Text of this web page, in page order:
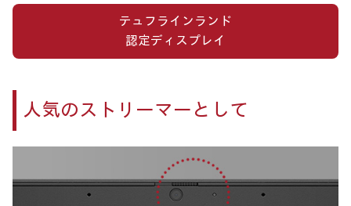
テュフラインランド
認定ディスプレイ
人気のストリーマーとして